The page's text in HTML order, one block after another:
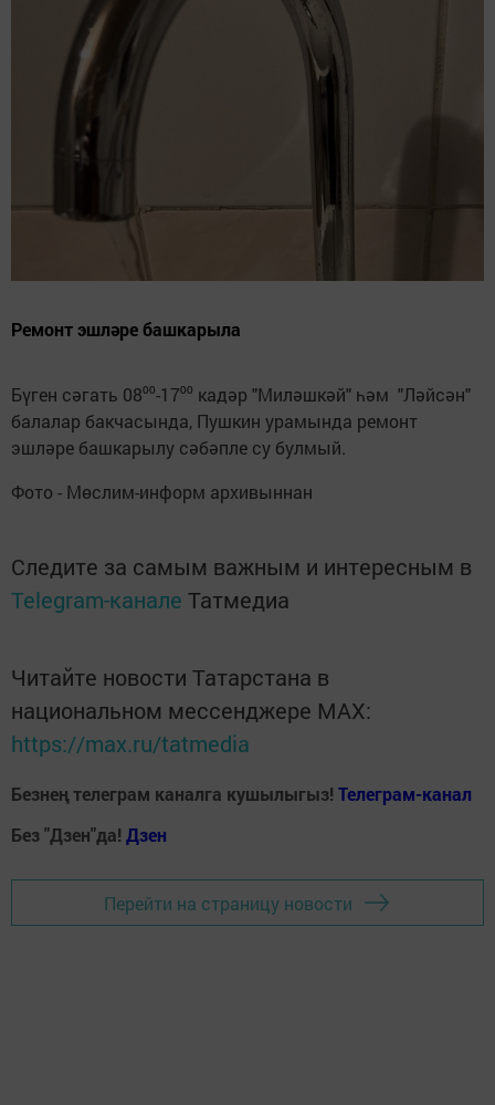
Ремонт эшләре башкарыла
Бүген сәгать 08⁰⁰-17⁰⁰ кадәр "Миләшкәй" һәм "Ләйсән"
балалар бакчасында, Пушкин урамында ремонт
эшләре башкарылу сәбәпле су булмый.
Фото - Мөслим-информ архивыннан
Следите за самым важным и интересным в
Telegram-канале Татмедиа
Читайте новости Татарстана в
национальном мессенджере MАХ:
https://max.ru/tatmedia
Безнең телеграм каналга кушылыгыз! Телеграм-канал
Без "Дзен"да! Дзен
Перейти на страницу новости